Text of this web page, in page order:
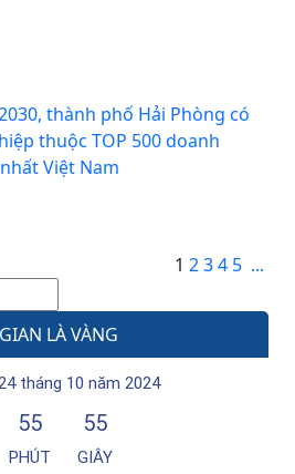
thành phố Hải Phòng có
thuộc TOP 500 doanh
Việt Nam
1 234 5 ...
LÀ VÀNG
tháng 10 năm 2024
55
PHÚT
55
GIÂY